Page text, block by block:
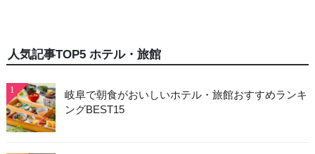
人気記事TOP5 ホテル・旅館
1
岐阜で朝食がおいしいホテル・旅館おすすめランキ
ングBEST15